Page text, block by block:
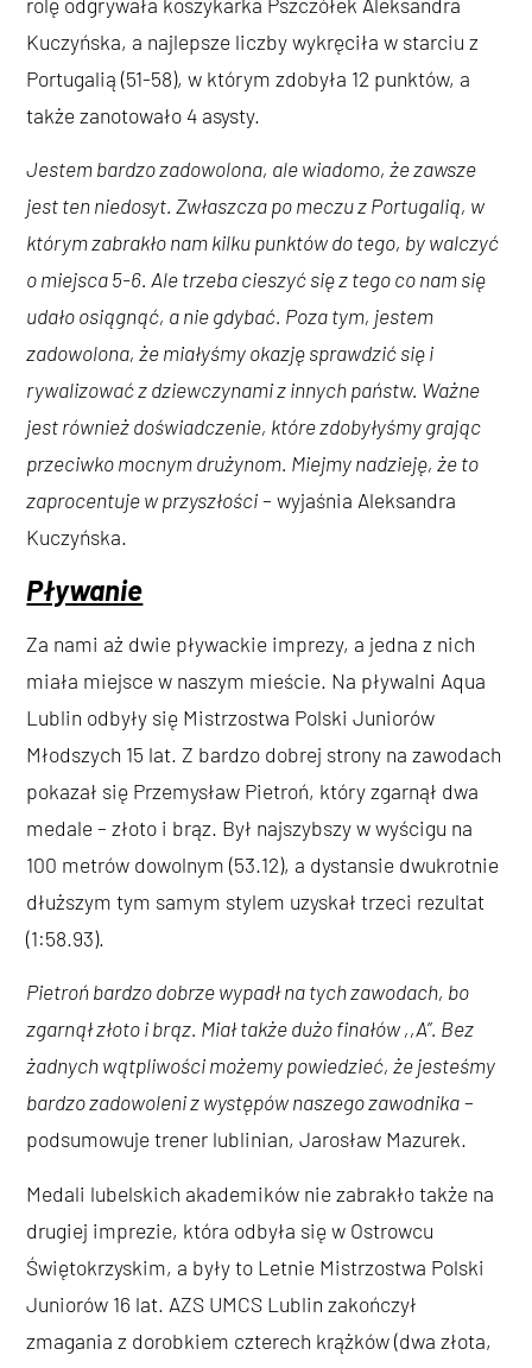
Kuczyńska, a najlepsze liczby wykręciła w starciu z
Portugalią (51-58), w którym zdobyła 12 punktów, a
także zanotowało 4 asysty.
Jestem bardzo zadowolona, ale wiadomo, że zawsze
jest ten niedosyt. Zwłaszcza po meczu z Portugalią, w
którym zabrakło nam kilku punktów do tego, by walczyć
o miejsca 5-6. Ale trzeba cieszyć się z tego co nam się
udało osiągnąć, a nie gdybać. Poza tym, jestem
zadowolona, że miałyśmy okazję sprawdzić się i
rywalizować z dziewczynami z innych państw. Ważne
jest również doświadczenie, które zdobyłyśmy grając
przeciwko mocnym drużynom. Miejmy nadzieję, że to
zaprocentuje w przyszłości– wyjaśnia Aleksandra
Kuczyńska.
Pływanie
Za nami aż dwie pływackie imprezy, a jedna z nich
miała miejsce w naszym mieście. Na pływalni Aqua
Lublin odbyły się Mistrzostwa Polski Juniorów
Młodszych 15 lat. Z bardzo dobrej strony na zawodach
pokazał się Przemysław Pietroń, który zgarnął dwa
medale – złoto i brąz. Był najszybszy w wyścigu na
100 metrów dowolnym (53.12), a dystansie dwukrotnie
dłuższym tym samym stylem uzyskał trzeci rezultat
(1:58.93).
Pietroń bardzo dobrze wypadł na tych zawodach, bo
zgarnął złoto i brąz. Miał także dużo finałów ,,A”. Bez
żadnych wątpliwości możemy powiedzieć, że jesteśmy
bardzo zadowoleni z występów naszego zawodnika–
podsumowuje trener lublinian, Jarosław Mazurek.
Medali lubelskich akademików nie zabrakło także na
drugiej imprezie, która odbyła się w Ostrowcu
Świętokrzyskim, a były to Letnie Mistrzostwa Polski
Juniorów 16 lat. AZS UMCS Lublin zakończył
zmagania z dorobkiem czterech krążków (dwa złota,